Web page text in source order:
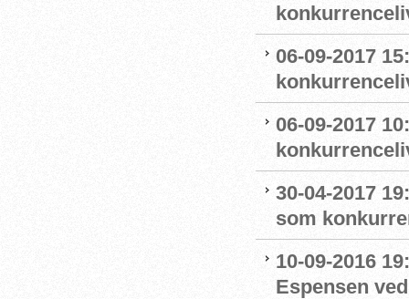
06-09-2017
06-09-2017
30-04-2017
som
10-09-2016
Espensen